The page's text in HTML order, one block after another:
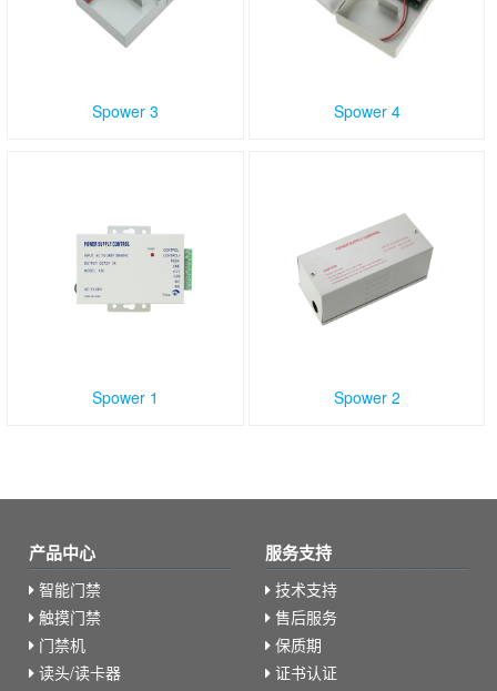
Spower 3 Spower 4
Spower 1 Spower 2
产品中心
智能门禁
触摸门禁
门禁机
读头/读卡器
服务支持
技术支持
售后服务
保质期
证书认证